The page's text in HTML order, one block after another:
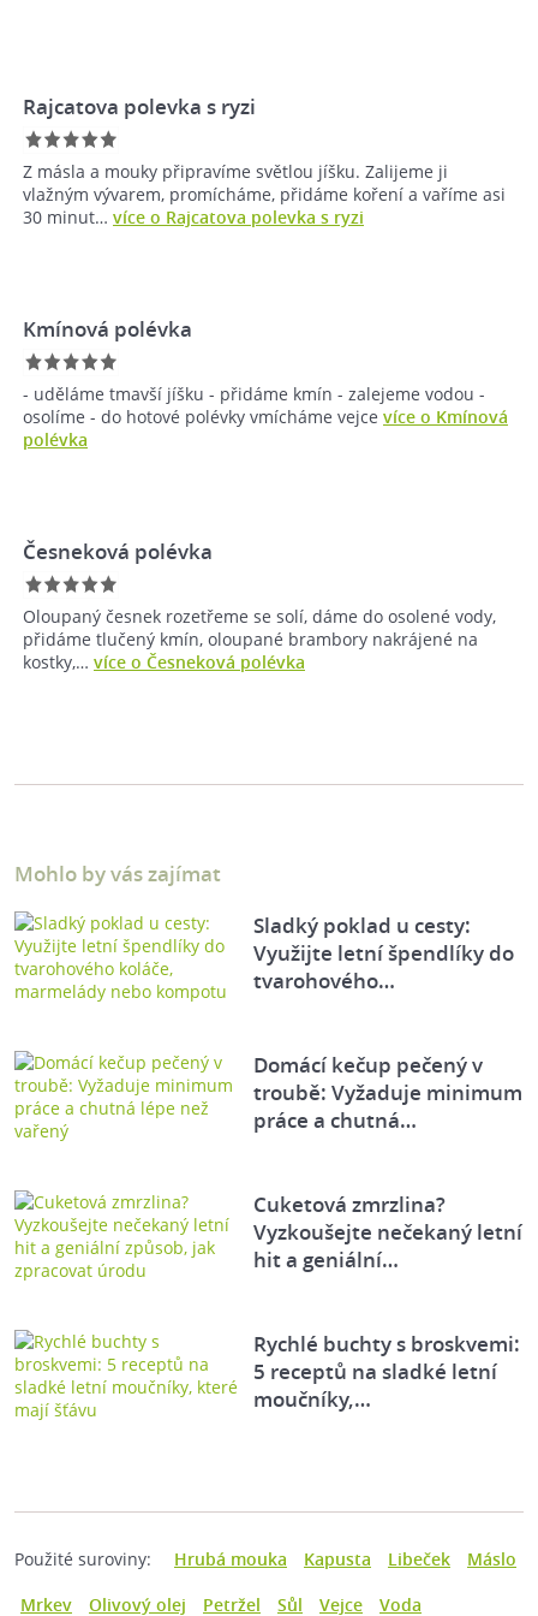
Rajcatova polevka s ryzi
Z másla a mouky připravíme světlou jíšku. Zalijeme ji
vlažným vývarem, promícháme, přidáme koření a vaříme asi
30 minut… více o Rajcatova polevka s ryzi
Kmínová polévka
- uděláme tmavší jíšku - přidáme kmín - zalejeme vodou -
osolíme - do hotové polévky vmícháme vejce více o Kmínová
polévka
Česneková polévka
Oloupaný česnek rozetřeme se solí, dáme do osolené vody,
přidáme tlučený kmín, oloupané brambory nakrájené na
kostky,… více o Česneková polévka
Mohlo by vás zajímat
Sladký poklad u cesty:
Využijte letní špendlíky do
tvarohového…
Domácí kečup pečený v
troubě: Vyžaduje minimum
práce a chutná…
Cuketová zmrzlina?
Vyzkoušejte nečekaný letní
hit a geniální…
Rychlé buchty s broskvemi:
5 receptů na sladké letní
moučníky,…
Použité suroviny: Hrubá mouka Kapusta Libeček
Máslo
Mrkev
Olivový olej Petržel Sůl Vejce Voda